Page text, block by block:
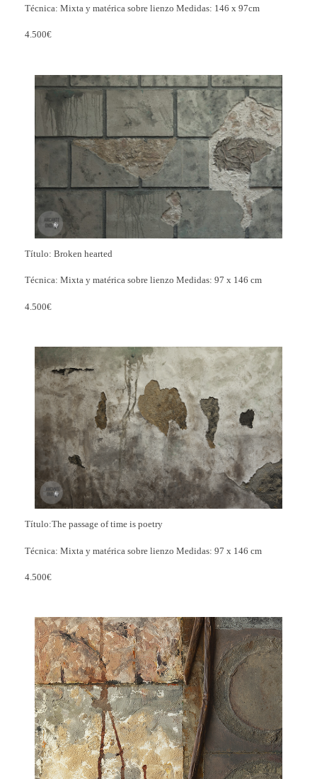
Técnica: Mixta y matérica sobre lienzo Medidas: 146 x 97cm
4.500€
Título: Broken hearted
Técnica: Mixta y matérica sobre lienzo Medidas: 97 x 146 cm
4.500€
Título:The passage of time is poetry
Técnica: Mixta y matérica sobre lienzo Medidas: 97 x 146 cm
4.500€